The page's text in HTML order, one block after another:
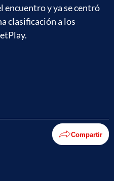
encuentro y ya se centró
clasificación a los
Compartir